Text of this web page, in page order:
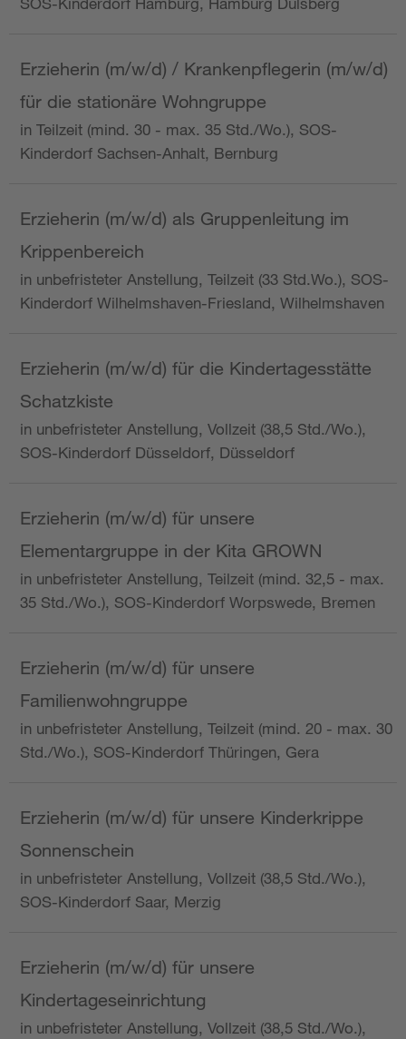
Erzieherin (m/w/d) / Krankenpflegerin (m/w/d)
für die stationäre Wohngruppe
in Teilzeit (mind. 30 - max. 35 Std./Wo.), SOS-
Kinderdorf Sachsen-Anhalt, Bernburg
Erzieherin (m/w/d) als Gruppenleitung im
Krippenbereich
in unbefristeter Anstellung, Teilzeit (33 Std.Wo.), SOS-
Kinderdorf Wilhelmshaven-Friesland, Wilhelmshaven
Erzieherin (m/w/d) für die Kindertagesstätte
Schatzkiste
in unbefristeter Anstellung, Vollzeit (38,5 Std./Wo.),
SOS-Kinderdorf Düsseldorf, Düsseldorf
Erzieherin (m/w/d) für unsere
Elementargruppe in der Kita GROWN
in unbefristeter Anstellung, Teilzeit (mind. 32,5 - max.
35 Std./Wo.), SOS-Kinderdorf Worpswede, Bremen
Erzieherin (m/w/d) für unsere
Familienwohngruppe
in unbefristeter Anstellung, Teilzeit (mind. 20 - max. 30
Std./Wo.), SOS-Kinderdorf Thüringen, Gera
Erzieherin (m/w/d) für unsere Kinderkrippe
Sonnenschein
in unbefristeter Anstellung, Vollzeit (38,5 Std./Wo.),
SOS-Kinderdorf Saar, Merzig
Erzieherin (m/w/d) für unsere
Kindertageseinrichtung
in unbefristeter Anstellung, Vollzeit (38,5 Std./Wo.),